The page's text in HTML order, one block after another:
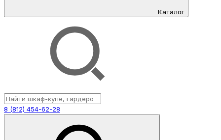
Каталог
8 (812) 454-62-28